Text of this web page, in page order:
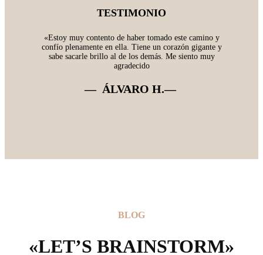
TESTIMONIO
«Estoy muy contento de haber tomado este camino y
confío plenamente en ella. Tiene un corazón gigante y
sabe sacarle brillo al de los demás. Me siento muy
agradecido
— ÁLVARO H.—
BLOG
«LET’S BRAINSTORM»